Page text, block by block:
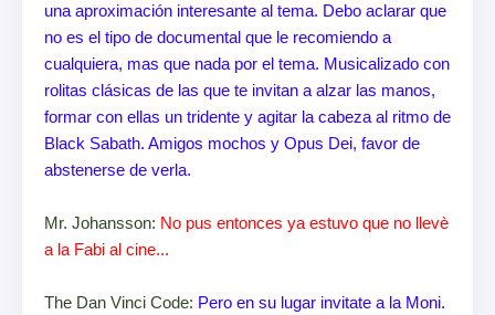
una aproximación interesante al tema. Debo aclarar que
no es el tipo de documental que le recomiendo a
cualquiera, mas que nada por el tema. Musicalizado con
rolitas clásicas de las que te invitan a alzar las manos,
formar con ellas un tridente y agitar la cabeza al ritmo de
Black Sabath. Amigos mochos y Opus Dei, favor de
abstenerse de verla.
Mr. Johansson: No pus entonces ya estuvo que no llevè
a la Fabi al cine...
The Dan Vinci Code: Pero en su lugar invitate a la Moni.